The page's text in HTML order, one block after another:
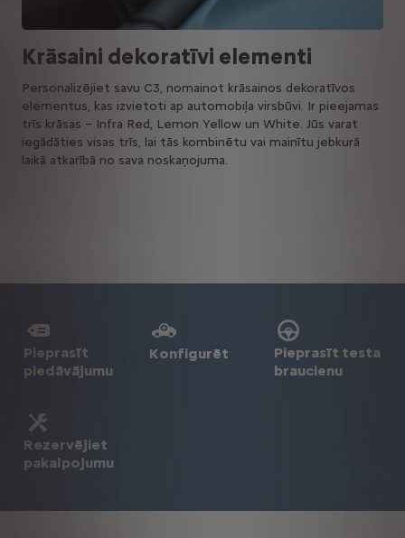
Krāsaini dekoratīvi elementi
Personalizējiet savu C3, nomainot krāsainos dekoratīvos
elementus, kas izvietoti ap automobiļa virsbūvi. Ir pieejamas
trīs krāsas – Infra Red, Lemon Yellow un White. Jūs varat
iegādāties visas trīs, lai tās kombinētu vai mainītu jebkurā
laikā atkarībā no sava noskaņojuma.
Pieprasīt
piedāvājumu
Konfigurēt
Pieprasīt testa
braucienu
Rezervējiet
pakalpojumu